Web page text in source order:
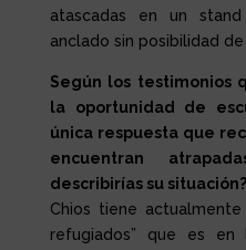
atascadas en un
anclado sin posibilidad
Según los testimonios
la oportunidad de
única respuesta que
encuentran
describirías su situación?
Chios tiene
refugiados” que es